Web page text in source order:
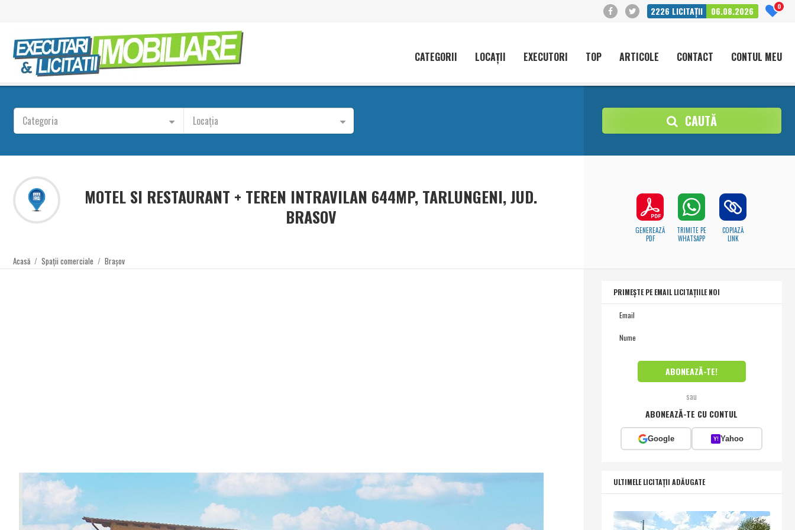
2226 LICITAȚII 06.08.2026 0
CATEGORII LOCAȚII EXECUTORI TOP ARTICOLE CONTACT CONTUL MEU
Categoria Locația CAUTĂ
MOTEL SI RESTAURANT + TEREN INTRAVILAN 644MP, TARLUNGENI, JUD.
BRASOV
Acasă / Spații comerciale / Brașov
GENEREAZĂ
PDF
TRIMITE PE
WHATSAPP
COPIAZĂ
LINK
PRIMEȘTE PE EMAIL LICITAȚIILE NOI
sau
ABONEAZĂ-TE CU CONTUL
Google Y! Yahoo
ULTIMELE LICITAȚII ADĂUGATE